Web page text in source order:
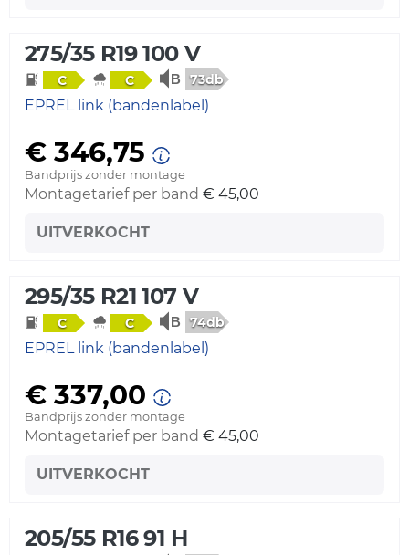
275/35 R19 100 V
C C 73db
EPREL link (bandenlabel)
€ 346,75
Bandprijs zonder montage
Montagetarief per band € 45,00
UITVERKOCHT
295/35 R21 107 V
C C 74db
EPREL link (bandenlabel)
€ 337,00
Bandprijs zonder montage
Montagetarief per band € 45,00
UITVERKOCHT
205/55 R16 91 H